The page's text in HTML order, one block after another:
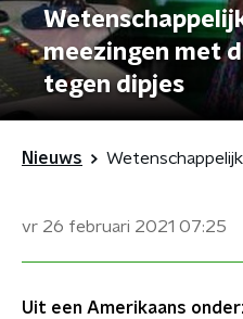
meezingen met
tegen dipjes
Nieuws
vr 26 februari 2021 07:25
Uit een Amerikaans